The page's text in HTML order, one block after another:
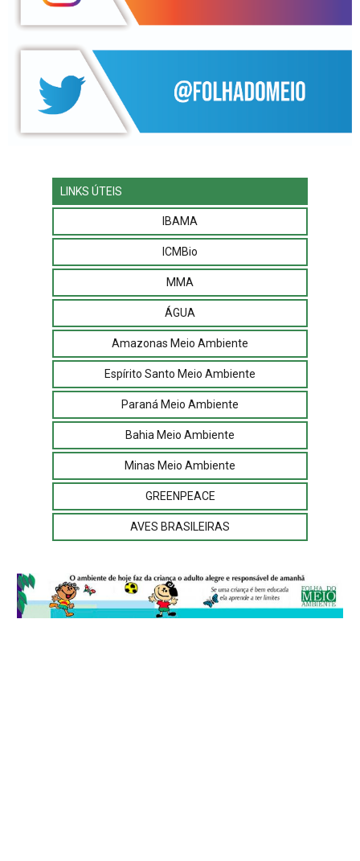
LINKS ÚTEIS
IBAMA
ICMBio
MMA
ÁGUA
Amazonas Meio Ambiente
Espírito Santo Meio Ambiente
Paraná Meio Ambiente
Bahia Meio Ambiente
Minas Meio Ambiente
GREENPEACE
AVES BRASILEIRAS